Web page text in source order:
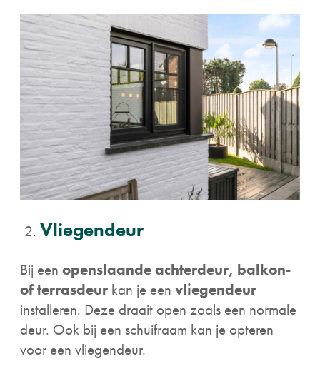
Vliegendeur
Bij een openslaande achterdeur, balkon-
of terrasdeur kan je een vliegendeur
installeren. Deze draait open zoals een normale
deur. Ook bij een schuifraam kan je opteren
voor een vliegendeur.